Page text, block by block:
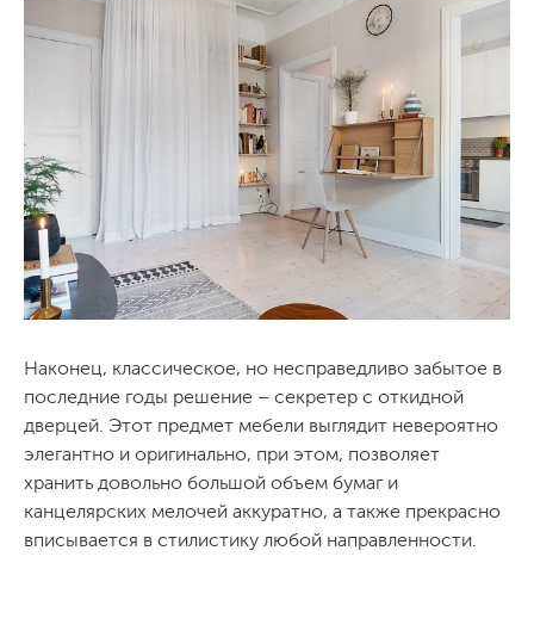
Наконец, классическое, но несправедливо забытое в
последние годы решение – секретер с откидной
дверцей. Этот предмет мебели выглядит невероятно
элегантно и оригинально, при этом, позволяет
хранить довольно большой объем бумаг и
канцелярских мелочей аккуратно, а также прекрасно
вписывается в стилистику любой направленности.